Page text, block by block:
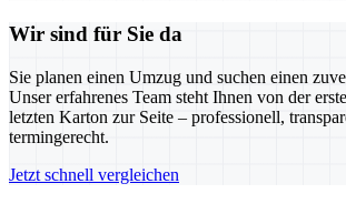
Wir sind für Sie da
Sie planen einen Umzug und suchen einen
Unser erfahrenes Team steht Ihnen von der
letzten Karton zur Seite – professionell,
termingerecht.
Jetzt schnell vergleichen